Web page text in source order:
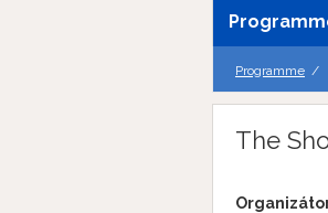
Programme
The